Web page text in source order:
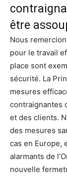
être
Nous
pour le travail
place sont
sécurité. La
mesures
contraignantes
et des clients.
des mesures
cas en Europe,
alarmants de
nouvelle